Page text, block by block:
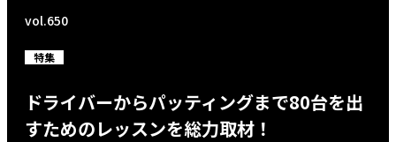
vol.650
特集
ドライバーからパッティングまで80台を出
すためのレッスンを総力取材！